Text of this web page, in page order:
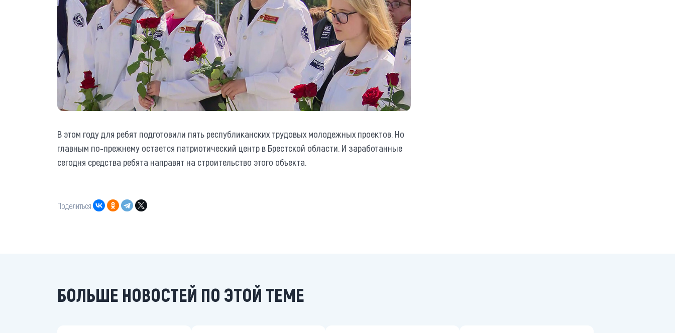
В этом году для ребят подготовили пять республиканских трудовых молодежных проектов. Но
главным по-прежнему остается патриотический центр в Брестской области. И заработанные
сегодня средства ребята направят на строительство этого объекта.
Поделиться:
БОЛЬШЕ НОВОСТЕЙ ПО ЭТОЙ ТЕМЕ